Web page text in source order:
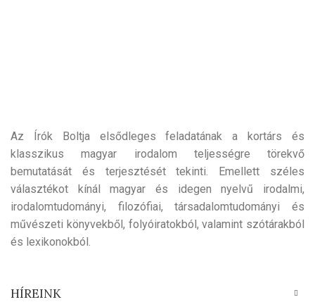
Az Írók Boltja elsődleges feladatának a kortárs és
klasszikus magyar irodalom teljességre törekvő
bemutatását és terjesztését tekinti. Emellett széles
választékot kínál magyar és idegen nyelvű irodalmi,
irodalomtudományi, filozófiai, társadalomtudományi és
művészeti könyvekből, folyóiratokból, valamint szótárakból
és lexikonokból.
HÍREINK